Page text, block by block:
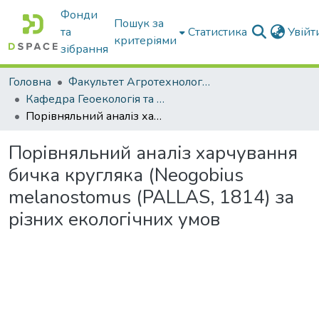
Фонди
та
зібрання
Пошук за
критеріями
Статистика
Головна
Факультет Агротехнологій та екології
Кафедра Геоекологія та землеустрій
Порівняльний аналіз харчування бичка кругляка (Neogobius melanostomus (PALLAS, 1814) за різних екологічних умов
Порівняльний аналіз харчування
бичка кругляка (Neogobius
melanostomus (PALLAS, 1814) за
різних екологічних умов